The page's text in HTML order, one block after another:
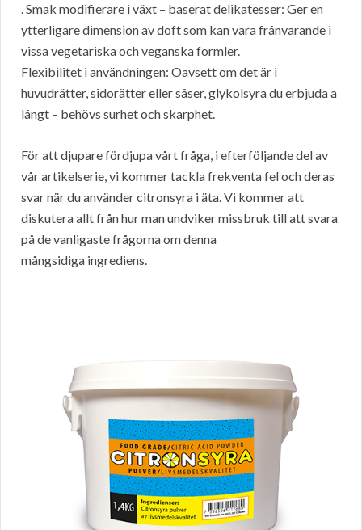
. Smak modifierare i växt – baserat delikatesser: Ger en
ytterligare dimension av doft som kan vara frånvarande i
vissa vegetariska och veganska formler.
Flexibilitet i användningen: Oavsett om det är i
huvudrätter, sidorätter eller såser, glykolsyra du erbjuda a
långt – behövs surhet och skarphet.
För att djupare fördjupa vårt fråga, i efterföljande del av
vår artikelserie, vi kommer tackla frekventa fel och deras
svar när du använder citronsyra i äta. Vi kommer att
diskutera allt från hur man undviker missbruk till att svara
på de vanligaste frågorna om denna
mångsidiga ingrediens.